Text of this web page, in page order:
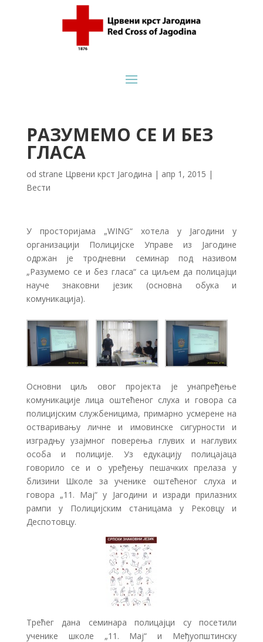
РАЗУМЕМО СЕ И БЕЗ
ГЛАСА
od strane Црвени крст Јагодина | апр 1, 2015 |
Вести
У просторијама „WING“ хотела у Јагодини у
организацији Полицијске Управе из Јагодине
одржан је тродневни семинар под називом
„Разумемо се и без гласа“ са циљем да полицајци
науче знаковни језик (основна обука и
комуникација).
Основни циљ овог пројекта је унапређење
комуникације лица оштећеног слуха и говора са
полицијским службеницима, примарно усмерене на
остваривању личне и имовинске сигурности и
изградњу узајмног поверења глувих и наглувих
особа и полиције. Уз едукацију полицајаца
говорило се и о уређењу пешачких прелаза у
близини Школе за ученике оштећеног слуха и
говора „11. Мај“ у Јагодини и изради прилазних
рампи у Полицијским станицама у Рековцу и
Деспотовцу.
Трећег дана семинара полицајци су посетили
ученике школе „11. Мај“ и Међуопштинску